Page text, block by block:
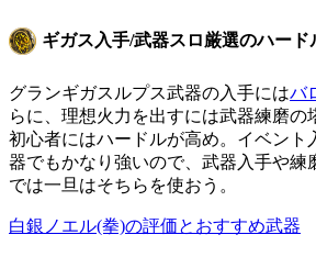
ギガス入手/武器スロ厳選のハード
グランギガスルプス武器の入手にはバ
らに、理想火力を出すには武器練磨の
初心者にはハードルが高め。イベント
器でもかなり強いので、武器入手や練
では一旦はそちらを使おう。
白銀ノエル(拳)の評価とおすすめ武器